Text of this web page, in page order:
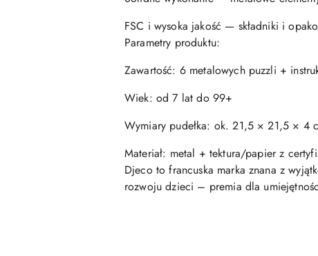
FSC i wysoka jakość — składniki i
Parametry produktu:
Zawartość: 6 metalowych puzzli +
Wiek: od 7 lat do 99+
Wymiary pudełka: ok. 21,5 × 21,5 × 4
Materiał: metal + tektura/papier z
Djeco to francuska marka znana z
rozwoju dzieci – premia dla